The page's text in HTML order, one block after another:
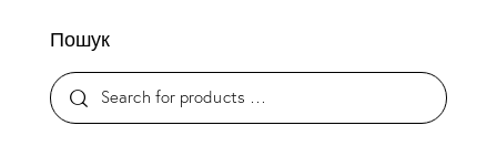
Пошук